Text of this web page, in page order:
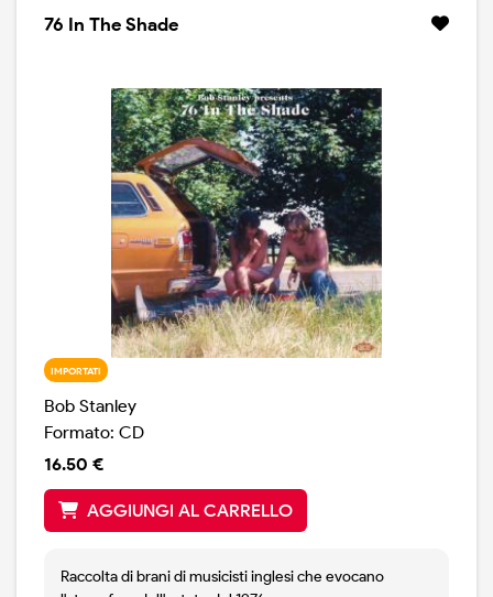
76 In The Shade
IMPORTATI
Bob Stanley
Formato: CD
16.50 €
AGGIUNGI AL CARRELLO
Raccolta di brani di musicisti inglesi che evocano